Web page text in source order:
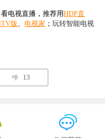
看电视直播，推荐用HDP直
版 、 电视家 ； 玩转智能电视
13